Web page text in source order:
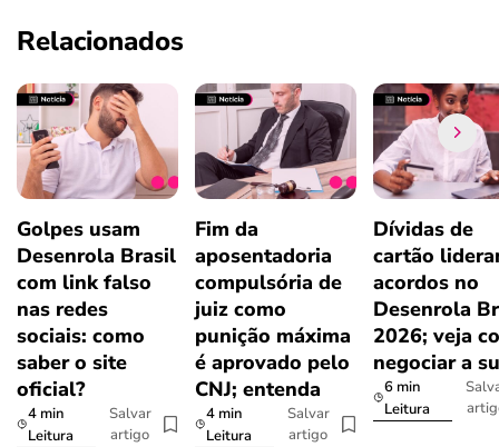
Relacionados
Golpes usam
Desenrola Brasil
com link falso
nas redes
sociais: como
saber o site
oficial?
4 min
Leitura
Salvar
artigo
Fim da
aposentadoria
compulsória de
juiz como
punição máxima
é aprovado pelo
CNJ; entenda
4 min
Leitura
Salvar
artigo
Dívidas de
cartão
acordos no
Desenrola
2026; veja
negociar a
6 min
Leitura